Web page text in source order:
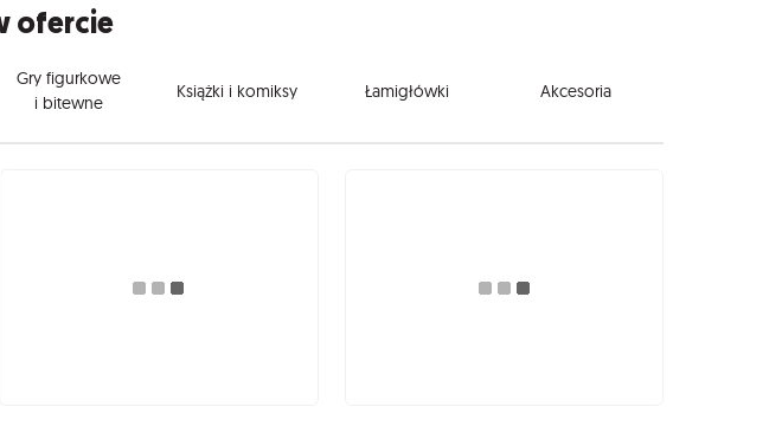
ofercie
Gry figurkowe
i bitewne
Książki i komiksy Łamigłówki Akcesoria